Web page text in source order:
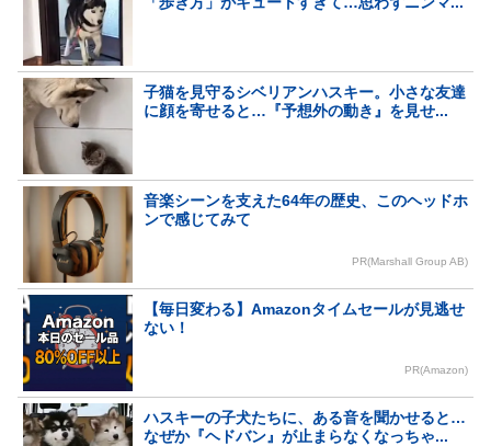
子猫を見守るシベリアンハスキー。小さな友達
に顔を寄せると…『予想外の動き』を見せ...
音楽シーンを支えた64年の歴史、このヘッドホ
ンで感じてみて
PR(Marshall Group AB)
【毎日変わる】Amazonタイムセールが見逃せ
ない！
PR(Amazon)
ハスキーの子犬たちに、ある音を聞かせると…
なぜか『ヘドバン』が止まらなくなっちゃ...